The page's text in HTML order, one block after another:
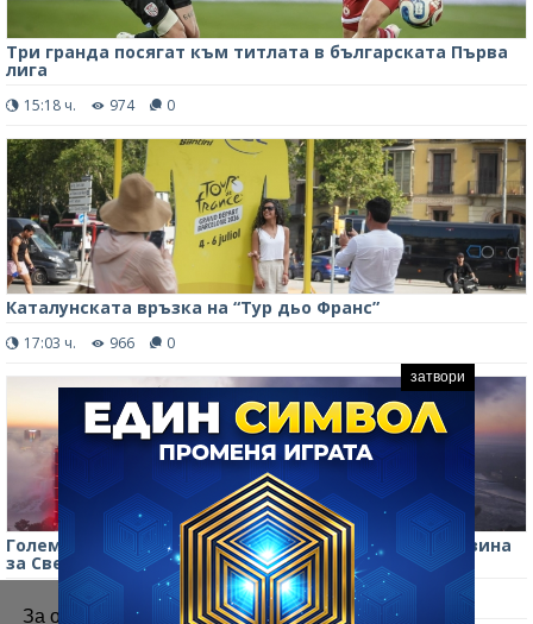
За осигуряване на правилното
Три гранда посягат към титлата в българската Първа
лига
15:18 ч. 974 0
Каталунската връзка на “Тур дьо Франс”
17:03 ч. 966 0
Големият залог на Севера: Топ 5 на канадските казина
за Световното
14:42 ч. 0
затвори